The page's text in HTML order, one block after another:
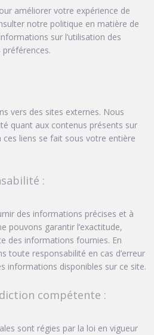
améliorer votre expérience de
notre politique en matière de
sur l’utilisation des
vers des sites externes. Nous
quant aux contenus présents sur
ces liens se fait sous votre entière
:
des informations précises et à
pouvons garantir l’exactitude,
des informations fournies. En
toute responsabilité en cas d’erreur
informations disponibles sur ce site.
compétente :
sont régies par la loi en vigueur